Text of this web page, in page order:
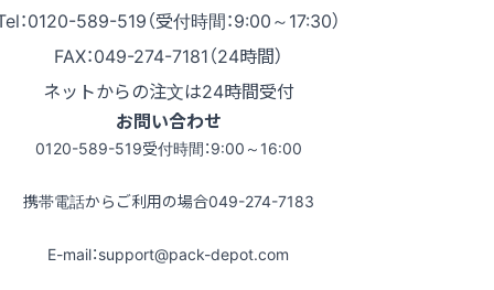
：0120-589-519（受付時間：9:00～17:30）
FAX：049-274-7181（24時間）
ネットからの注文は24時間受付
お問い合わせ
0120-589-519受付時間：9:00～16:00
携帯電話からご利用の場合049-274-7183
E-mail：support@pack-depot.com